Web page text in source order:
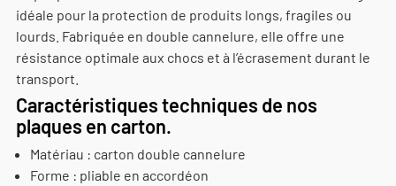
idéale pour la protection de produits longs, fragiles ou
lourds. Fabriquée en double cannelure, elle offre une
résistance optimale aux chocs et à l’écrasement durant le
transport.
Caractéristiques techniques de nos
plaques en carton.
Matériau : carton double cannelure
Forme : pliable en accordéon